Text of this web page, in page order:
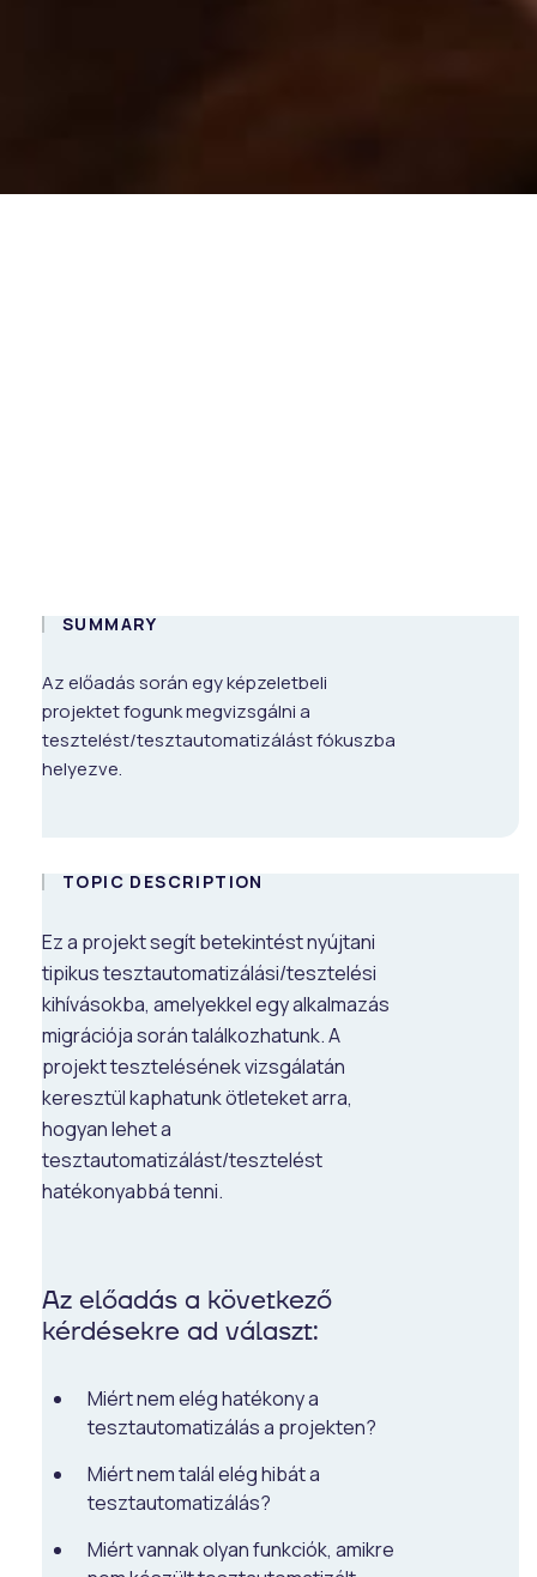
SUMMARY
Az előadás során egy képzeletbeli
projektet fogunk megvizsgálni a
tesztelést/tesztautomatizálást fókuszba
helyezve.
TOPIC DESCRIPTION
Ez a projekt segít betekintést nyújtani
tipikus tesztautomatizálási/tesztelési
kihívásokba, amelyekkel egy alkalmazás
migrációja során találkozhatunk. A
projekt tesztelésének vizsgálatán
keresztül kaphatunk ötleteket arra,
hogyan lehet a
tesztautomatizálást/tesztelést
hatékonyabbá tenni.
Az előadás a következő
kérdésekre ad választ:
Miért nem elég hatékony a
tesztautomatizálás a projekten?
Miért nem talál elég hibát a
tesztautomatizálás?
Miért vannak olyan funkciók, amikre